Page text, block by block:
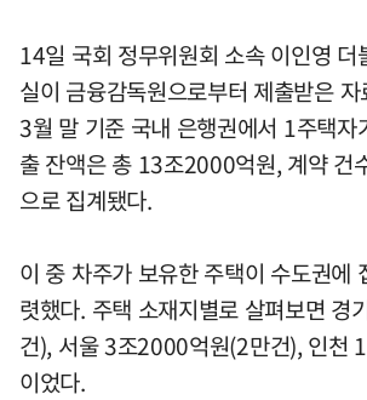
14일 국회 정무위원회 소속 이인영 더
실이 금융감독원으로부터 제출받은
3월 말 기준 국내 은행권에서 1주택자
출 잔액은 총 13조2000억원, 계약 건
으로 집계됐다.
이 중 차주가 보유한 주택이 수도권에
렷했다. 주택 소재지별로 살펴보면
건), 서울 3조2000억원(2만건), 인천
이었다.